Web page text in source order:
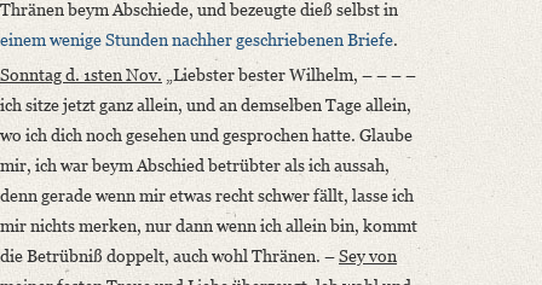
Thränen beym Abschiede, und bezeugte dieß selbst in
einem wenige Stunden nachher geschriebenen Briefe.
Sonntag d. 1sten Nov. „Liebster bester Wilhelm, – – – –
ich sitze jetzt ganz allein, und an demselben Tage allein,
wo ich dich noch gesehen und gesprochen hatte. Glaube
mir, ich war beym Abschied betrübter als ich aussah,
denn gerade wenn mir etwas recht schwer fällt, lasse ich
mir nichts merken, nur dann wenn ich allein bin, kommt
die Betrübniß doppelt, auch wohl Thränen. –Sey von